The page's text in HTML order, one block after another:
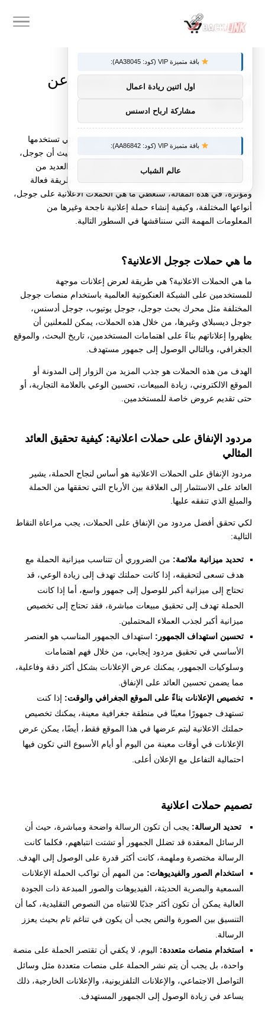
الحملات الاعلانية دليل شامل عن
انواعها
تعد الحملات الاعلانية على جوجل أحد الأدوات القوية التي تستخدمها
الشركات والأفراد للوصول إلى جمهورهم المستهدف، حيث أن جوجل،
بوصفها محرك البحث الأكثر استخدامًا في العالم، تقدم العديد من
الأدوات والخدمات التي تتيح للمعلنين عرض إعلاناتهم بطريقة فعالة
ومؤثرة، في هذه المقالة، سنغطي ما هي الحملات الاعلانية على جوجل،
أنواعها المختلفة، وكيفية إنشاء حملة إعلانية ناجحة وغيرها من
المعلومات المهمة التي سنناقشها في السطور التالية.
ما هي حملات جوجل الاعلانية؟
ما هي الحملات الاعلانية؟ هي طريقة لعرض إعلانات موجهة
للمستخدمين على الشبكة العنكبوتية العالمية باستخدام منصات جوجل
المختلفة مثل محرك بحث جوجل، جوجل يوتيوب، جوجل أدسنس،
جوجل ديسبلاي وغيرها، من خلال هذه الحملات، يمكن للمعلنين أن
يظهروا إعلاناتهم بناءً على اهتمامات المستخدمين، تاريخ البحث، والموقع
الجغرافي، وبالتالي الوصول إلى جمهور مستهدف.
الهدف من هذه الحملات هو جذب المزيد من الزوار إلى المدونة أو
الموقع الالكتروني، زيادة المبيعات، تحسين الوعي بالعلامة التجارية، أو
حتى تقديم عروض خاصة للمستخدمين.
مردود الإنفاق على حملات اعلانية: كيفية تحقيق العائد
المثالي
مردود الإنفاق على الحملات الاعلانية هو أساس لنجاح الحملة، يشير
العائد على الاستثمار إلى العلاقة بين الأرباح التي تحققها من الحملة
والمبلغ الذي تنفقه عليها.
لكي تحقق أفضل مردود من الإنفاق على الحملات، يجب مراعاة النقاط
التالية:
تحديد ميزانية ملائمة: من الضروري أن تتناسب ميزانية الحملة مع
هدف تسعى لتحقيقه، إذا كانت حملتك تهدف إلى زيادة الوعي، قد
تحتاج إلى ميزانية أكبر للوصول إلى جمهور واسع، أما إذا كانت
الحملة تهدف إلى تحقيق مبيعات مباشرة، فقد تحتاج إلى تخصيص
ميزانية أكبر لجذب العملاء المحتملين.
تحسين استهداف الجمهور: استهداف الجمهور المناسب هو العنصر
الأساسي في تحقيق مردود إيجابي، من خلال فهم اهتمامات
وسلوكيات الجمهور، يمكنك عرض الإعلانات بشكل أكثر دقة وفاعلية،
مما يضمن تحسين العائد على الإنفاق.
تخصيص الإعلانات بناءً على الموقع الجغرافي والوقت: إذا كنت
تستهدف جمهورًا معينًا في منطقة جغرافية معينة، يمكنك تخصيص
حملتك الاعلانية ليتم عرضها في هذا الموقع فقط، أيضًا، يمكن عرض
الإعلانات في أوقات معينة من اليوم أو أيام الأسبوع التي تكون فيها
احتمالية التفاعل مع الإعلان أعلى.
تصميم حملات اعلانية
تحديد الرسالة: يجب أن تكون الرسالة واضحة ومباشرة، حيث أن
الرسائل المعقدة قد تضلل الجمهور أو تشتت انتباههم، فكلما كانت
الرسالة مختصرة وملهمة، كانت أكثر قدرة على الوصول إلى الهدف.
استخدام الصور والفيديوهات: من المهم أن تواكب الحملة الإعلانات
السمعية والبصرية الحديثة، الفيديوهات والصور المبدعة ذات الجودة
العالية يمكن أن تكون أكثر جذبًا للانتباه من النصوص التقليدية، كما أن
التنسيق بين الصورة والنص يجب أن يكون في تناغم تام بحيث يعزز
الرسالة.
استخدام منصات متعددة: اليوم، لا يكفي أن تقتصر الحملة على منصة
واحدة، بل يجب أن يتم نشر الحملة على منصات متعددة مثل وسائل
التواصل الاجتماعي، والإعلانات التلفزيونية، والإعلانات الخارجية، ذلك
يساعد في زيادة الوصول إلى الجمهور المستهدف.
توصيات :
باقة متميزة VIP (كود: AA38045):
اول اثنين ريادة اعمال
مشاركة ارباح ادسنس
باقة متميزة VIP (كود: AA86842):
عالم الشباب